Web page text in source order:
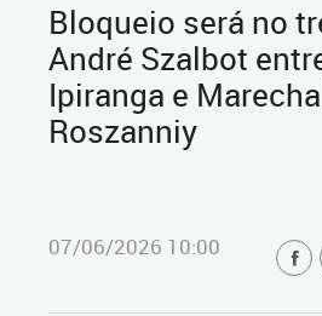
Bloqueio será no
André Szalbot
Ipiranga e
Roszanniy
07/06/2026 10:00